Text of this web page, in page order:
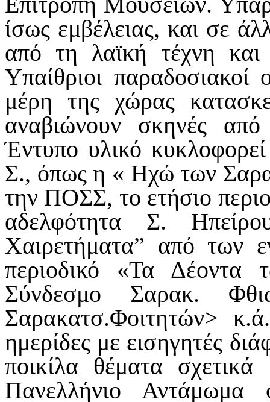
ίσως εμβέλειας, και σε
από τη λαϊκή τέχνη
Υπαίθριοι
μέρη της χώρας
αναβιώνουν σκηνές
Έντυπο υλικό
Σ., όπως η « Ηχώ των
την ΠΟΣΣ, το ετήσιο
αδελφότητα Σ.
Χαιρετήματα” από των
περιοδικό «Τα Δέοντα
Σύνδεσμο Σαρακ.
Σαρακατσ.Φοιτητών>
ημερίδες με εισηγητές
ποικίλα θέματα
Πανελλήνιο Αντάμωμα